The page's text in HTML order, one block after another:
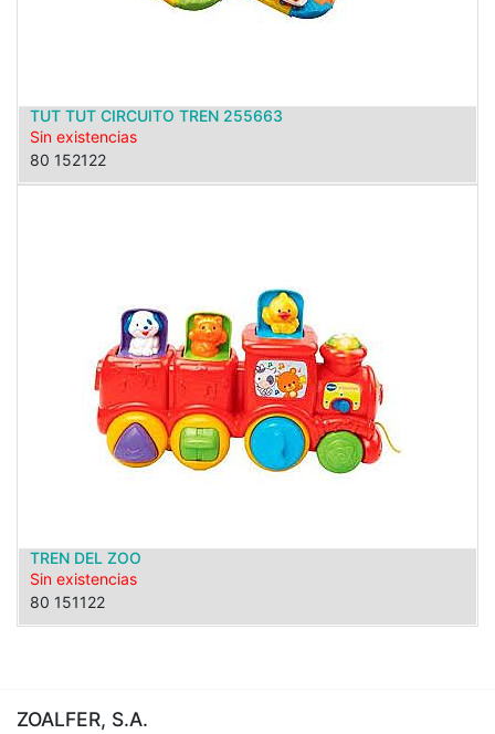
TUT TUT CIRCUITO TREN 255663
Sin existencias
80 152122
TREN DEL ZOO
Sin existencias
80 151122
ZOALFER, S.A.